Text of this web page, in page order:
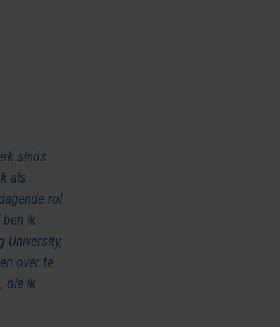
sinds
als
rol
ik
University,
over te
die ik